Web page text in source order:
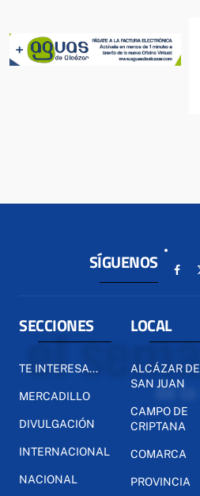
SÍGUENOS
SECCIONES
TE INTERESA...
MERCADILLO
DIVULGACIÓN
INTERNACIONAL
NACIONAL
LOCAL
ALCÁZAR DE
SAN JUAN
CAMPO DE
CRIPTANA
COMARCA
PROVINCIA